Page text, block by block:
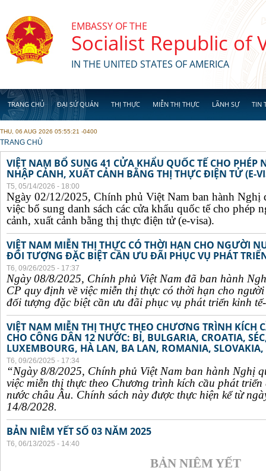
EMBASSY OF THE
Socialist Republic of
IN THE UNITED STATES OF AMERICA
TRANG CHỦ ĐẠI SỨ QUÁN THỊ THỰC MIỄN THỊ THỰC LÃNH SỰ TIN
THU, 06 AUG 2026 05:55:21 -0400
YOU ARE HERE
TRANG CHỦ
VIỆT NAM BỔ SUNG 41 CỬA KHẨU QUỐC TẾ CHO
NHẬP CẢNH, XUẤT CẢNH BẰNG THỊ THỰC ĐIỆN TỬ (E-
T5, 05/14/2026 - 18:00
Ngày 02/12/2025, Chính phủ Việt Nam ban hành Nghị
việc bổ sung danh sách các cửa khẩu quốc tế cho phép
cảnh, xuất cảnh bằng thị thực điện tử (e-visa).
VIỆT NAM MIỄN THỊ THỰC CÓ THỜI HẠN CHO NGƯỜI
ĐỐI TƯỢNG ĐẶC BIỆT CẦN ƯU ĐÃI PHỤC VỤ PHÁT
T6, 09/26/2025 - 17:37
Ngày 08/8/2025, Chính phủ Việt Nam đã ban hành
CP quy định về việc miễn thị thực có thời hạn cho
đối tượng đặc biệt cần ưu đãi phục vụ phát triển kinh
VIỆT NAM MIỄN THỊ THỰC THEO CHƯƠNG TRÌNH KÍCH
CHO CÔNG DÂN 12 NƯỚC: BỈ, BULGARIA, CROATIA,
LUXEMBOURG, HÀ LAN, BA LAN, ROMANIA, SLOVAKIA,
T6, 09/26/2025 - 17:34
“Ngày 8/8/2025, Chính phủ Việt Nam ban hành Nghị
việc miễn thị thực theo Chương trình kích cầu phát
nước châu Âu. Chính sách này được thực hiện kể từ
14/8/2028.
BẢN NIÊM YẾT SỐ 03 NĂM 2025
T6, 06/13/2025 - 14:40
BẢN NIÊM YẾT